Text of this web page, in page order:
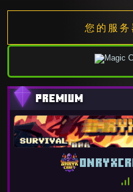
您的服务